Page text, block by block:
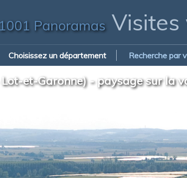
1001 PanoramasVisites
Choisissez un département Recherche par
et-Garonne) - paysage sur la